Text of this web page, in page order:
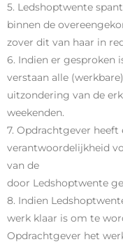
5. Ledshoptwente
binnen de
zover dit van haar in
6. Indien er gesproken
verstaan alle
uitzondering van de
weekenden.
7. Opdrachtgever heeft
verantwoordelijkheid
van de
door Ledshoptwente
8. Indien
werk klaar is om te
Opdrachtgever het